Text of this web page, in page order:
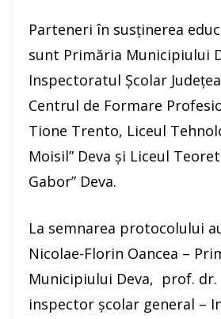
Parteneri în susținerea
sunt Primăria Municipiului
Inspectoratul Școlar
Centrul de Formare
Tione Trento, Liceul
Moisil” Deva și Liceul
Gabor” Deva.
La semnarea protocolului
Nicolae-Florin Oancea –
Municipiului Deva, prof. dr.
inspector școlar general –